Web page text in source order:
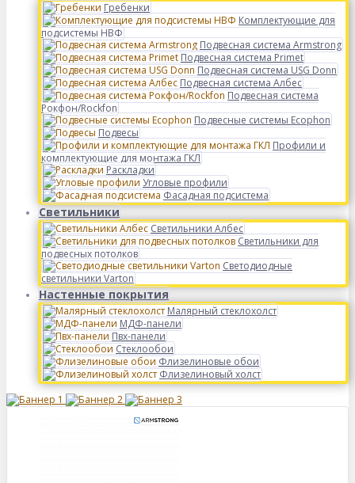
Гребенки
Комплектующие для
подсистемы НВФ
Подвесная система Armstrong
Подвесная система Primet
Подвесная система USG Donn
Подвесная система Албес
Подвесная система
Рокфон/Rockfon
Подвесные системы Ecophon
Подвесы
Профили и
комплектующие для монтажа ГКЛ
Раскладки
Угловые профили
Фасадная подсистема
Светильники
Светильники Албес
Светильники для
подвесных потолков
Светодиодные
светильники Varton
Настенные покрытия
Малярный стеклохолст
МДФ-панели
Пвх-панели
Стеклообои
Флизелиновые обои
Флизелиновый холст